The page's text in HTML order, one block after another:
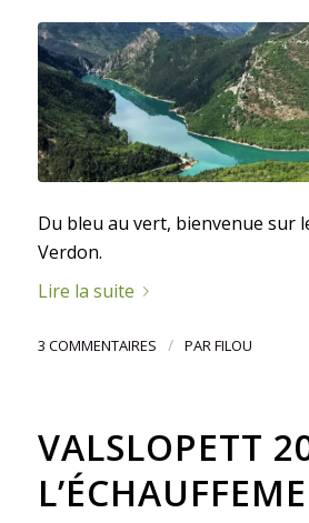
Du bleu au vert, bienvenue sur
Verdon.
Lire la suite
3 COMMENTAIRES / PARFILOU
VALSLOPETT